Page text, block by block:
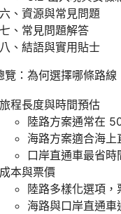
六、資源與常見問題
七、常見問題解答
八、結語與實用貼士
覽：為何選擇哪條路線
旅程長度與時間預估
陸路方案通常在
海路方案適合海上
口岸直通車最省
成本與票價
陸路多樣化選項
海路與口岸直通車